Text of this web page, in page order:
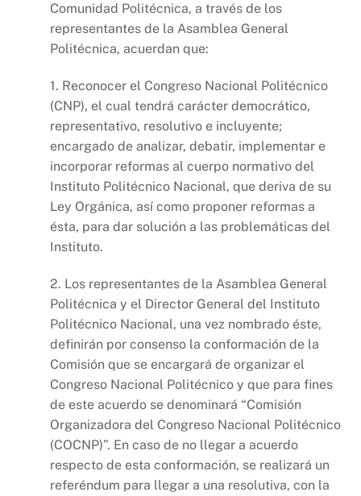
Comunidad Politécnica, a través de los
representantes de la Asamblea General
Politécnica, acuerdan que:
1. Reconocer el Congreso Nacional Politécnico
(CNP), el cual tendrá carácter democrático,
representativo, resolutivo e incluyente;
encargado de analizar, debatir, implementar e
incorporar reformas al cuerpo normativo del
Instituto Politécnico Nacional, que deriva de su
Ley Orgánica, así como proponer reformas a
ésta, para dar solución a las problemáticas del
Instituto.
2. Los representantes de la Asamblea General
Politécnica y el Director General del Instituto
Politécnico Nacional, una vez nombrado éste,
definirán por consenso la conformación de la
Comisión que se encargará de organizar el
Congreso Nacional Politécnico y que para fines
de este acuerdo se denominará “Comisión
Organizadora del Congreso Nacional Politécnico
(COCNP)”. En caso de no llegar a acuerdo
respecto de esta conformación, se realizará un
referéndum para llegar a una resolutiva, con la